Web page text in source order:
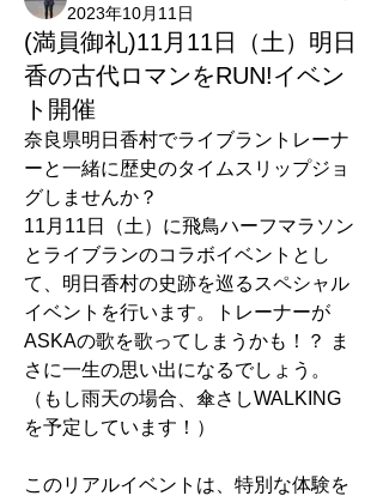
2023年10月11日
(満員御礼)11月11日（土）明日
香の古代ロマンをRUN!イベン
ト開催
奈良県明日香村でライブラントレーナ
ーと一緒に歴史のタイムスリップジョ
グしませんか？
11月11日（土）に飛鳥ハーフマラソン
とライブランのコラボイベントとし
て、明日香村の史跡を巡るスペシャル
イベントを行います。トレーナーが
ASKAの歌を歌ってしまうかも！？ ま
さに一生の思い出になるでしょう。
（もし雨天の場合、傘さしWALKING
を予定しています！）
このリアルイベントは、特別な体験を